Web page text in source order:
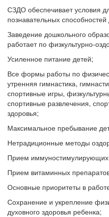
СЗДО обеспечивает условия
познавательных способностей
Заведение дошкольного
работает по физкультурно-
Усиленное питание детей;
Все формы работы по
утренняя гимнастика,
спортивные игры,
спортивные развлечения,
здоровья;
Максимальное пребывание
Нетрадиционные методы
Прием иммуностимулирующих
Прием витаминных
Основные приоритеты в
Сохранение и укрепление
духовного здоровья ребенка;